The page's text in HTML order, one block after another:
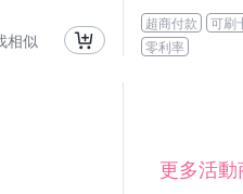
相似
超商付款 可刷
零利率
更多活動